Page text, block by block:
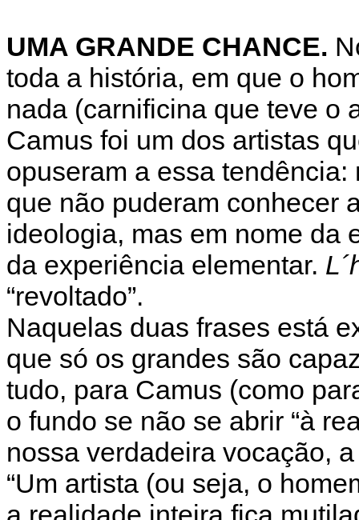
UMA GRANDE CHANCE.
toda a história, em que o
nada (carnificina que teve o
Camus foi um dos artistas
opuseram a essa
que não puderam conhecer
ideologia, mas em nome da
da experiência elementar.
“revoltado”.
Naquelas duas frases está
que só os grandes são
tudo, para Camus (como
o fundo se não se abrir “à
nossa verdadeira vocação,
“Um artista (ou seja, o